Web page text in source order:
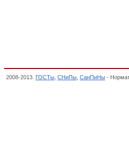
2008-2013. ГОСТы СНиПы СанПиНы -